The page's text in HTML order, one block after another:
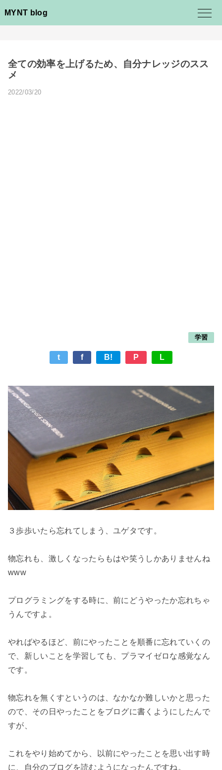
MYNT blog
全ての効率を上げるため、自分ナレッジのスス
メ
2022/03/20
学習
t f B! P L
３歩歩いたら忘れてしまう、ユゲタです。
物忘れも、激しくなったらもはや笑うしかありませんね
www
プログラミングをする時に、前にどうやったか忘れちゃ
うんですよ。
やればやるほど、前にやったことを順番に忘れていくの
で、新しいことを学習しても、プラマイゼロな感覚なん
です。
物忘れを無くすというのは、なかなか難しいかと思った
ので、その日やったことをブログに書くようにしたんで
すが、
これをやり始めてから、以前にやったことを思い出す時